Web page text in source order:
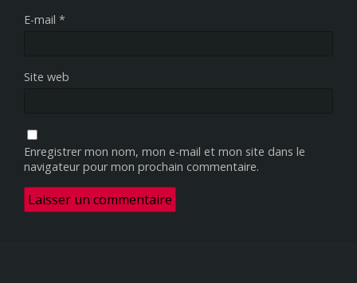
E-mail *
Site web
Enregistrer mon nom, mon e-mail et mon site dans le
navigateur pour mon prochain commentaire.